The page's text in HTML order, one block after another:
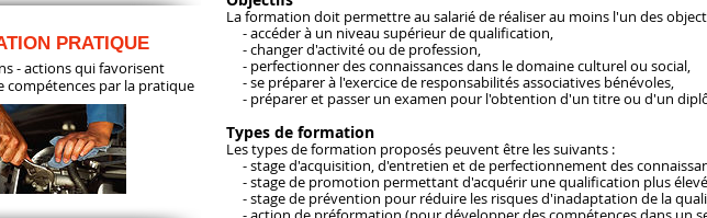
La formation doit permettre au salarié de réaliser au moins l'un des
- accéder à un niveau supérieur de qualification,
- changer d'activité ou de profession,
- perfectionner des connaissances dans le domaine culturel ou social,
- se préparer à l'exercice de responsabilités associatives bénévoles,
- préparer et passer un examen pour l'obtention d'un titre ou d'un
Types de formation
Les types de formation proposés peuvent être les suivants :
- stage d'acquisition, d'entretien et de perfectionnement des
- stage de promotion permettant d'acquérir une qualification plus
- stage de prévention pour réduire les risques d'inadaptation de la
PRATIQUE
- actions qui favorisent
compétences par la pratique